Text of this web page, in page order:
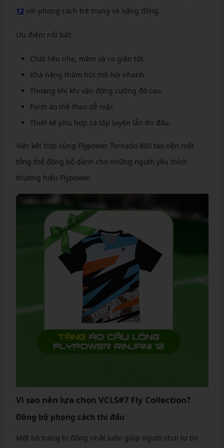
12với phong cách trẻ trung và năng động.
Ưu điểm nổi bật:
Chất liệu nhẹ, mềm và co giãn tốt.
Khả năng thấm hút mồ hôi nhanh.
Thoáng khí khi vận động cường độ cao.
Form áo thể thao dễ mặc.
Thiết kế phù hợp cả tập luyện lẫn thi đấu.
Việc kết hợp cùng Flypower Tornado 800 tạo nên một
tổng thể đồng bộ dành cho những người yêu thích
thương hiệu Flypower.
Vì sao nên lựa chọn VCLS#7 Fly Collection?
Đồng bộ phong cách thi đấu
Một bộ trang bị đồng nhất luôn giúp người chơi tự tin